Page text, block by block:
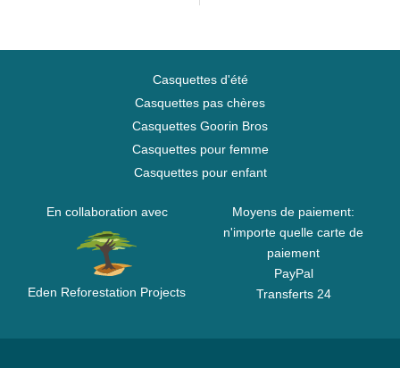
Casquettes d'été
Casquettes pas chères
Casquettes Goorin Bros
Casquettes pour femme
Casquettes pour enfant
En collaboration avec
Eden Reforestation Projects
Moyens de paiement:
n'importe quelle carte de
paiement
PayPal
Transferts 24